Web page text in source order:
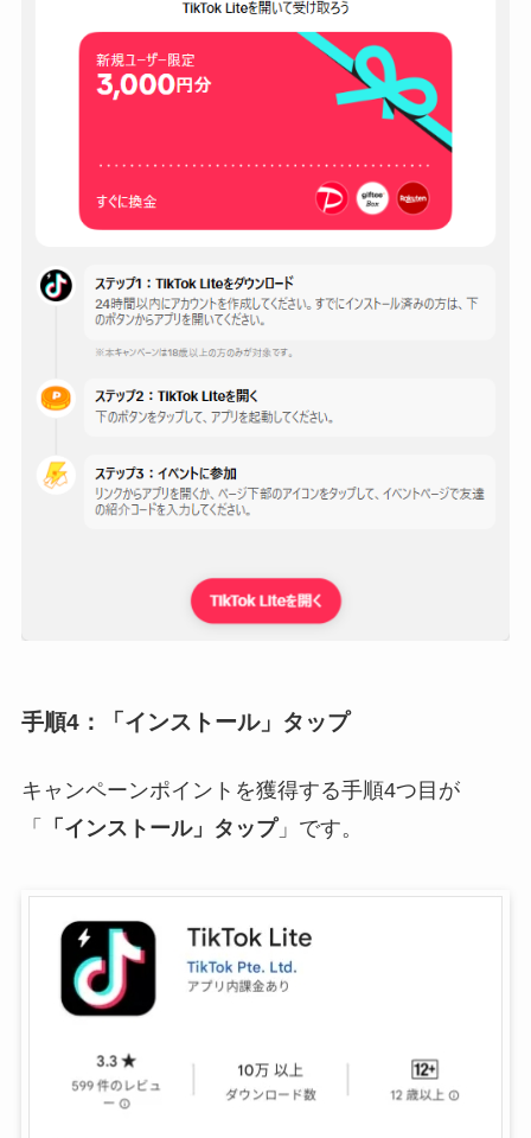
手順4：「インストール」タップ
キャンペーンポイントを獲得する手順4つ目が
「
「インストール」タップ」です。